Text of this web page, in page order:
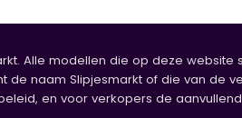
Alle modellen die op deze website
naam Slipjesmarkt of die van de
en voor verkopers de